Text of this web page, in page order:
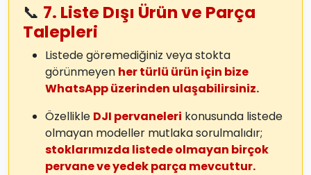
📞 7. Liste Dışı Ürün ve Parça
Talepleri
Listede göremediğiniz veya stokta
görünmeyen her türlü ürün için bize
WhatsApp üzerinden ulaşabilirsiniz.
Özellikle DJI pervaneleri konusunda listede
olmayan modeller mutlaka sorulmalıdır;
stoklarımızda listede olmayan birçok
pervane ve yedek parça mevcuttur.